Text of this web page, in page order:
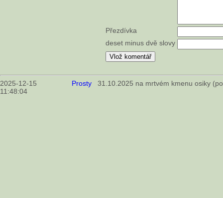
Přezdívka
deset minus dvě slovy
2025-12-15
11:48:04
Prosty 31.10.2025 na mrtvém kmenu osiky